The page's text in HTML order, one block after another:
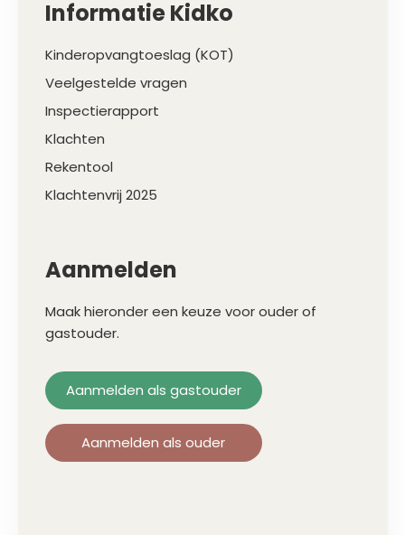
Informatie Kidko
Kinderopvangtoeslag (KOT)
Veelgestelde vragen
Inspectierapport
Klachten
Rekentool
Klachtenvrij 2025
Aanmelden
Maak hieronder een keuze voor ouder of
gastouder.
Aanmelden als gastouder
Aanmelden als ouder